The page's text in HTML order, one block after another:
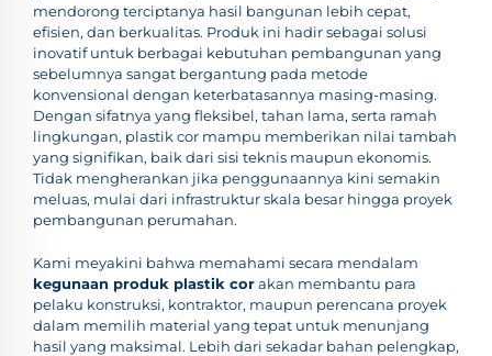
mendorong terciptanya hasil bangunan lebih cepat,
efisien, dan berkualitas. Produk ini hadir sebagai solusi
inovatif untuk berbagai kebutuhan pembangunan yang
sebelumnya sangat bergantung pada metode
konvensional dengan keterbatasannya masing-masing.
Dengan sifatnya yang fleksibel, tahan lama, serta ramah
lingkungan, plastik cor mampu memberikan nilai tambah
yang signifikan, baik dari sisi teknis maupun ekonomis.
Tidak mengherankan jika penggunaannya kini semakin
meluas, mulai dari infrastruktur skala besar hingga proyek
pembangunan perumahan.
Kami meyakini bahwa memahami secara mendalam
kegunaan produk plastik corakan membantu para
pelaku konstruksi, kontraktor, maupun perencana proyek
dalam memilih material yang tepat untuk menunjang
hasil yang maksimal. Lebih dari sekadar bahan pelengkap,